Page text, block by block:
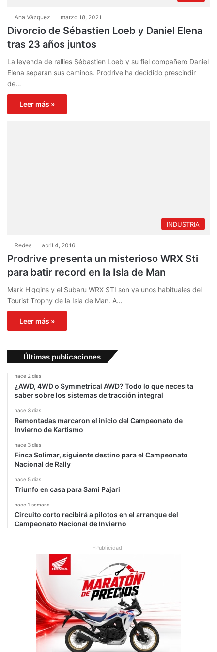
Ana Vázquez marzo 18, 2021
Divorcio de Sébastien Loeb y Daniel Elena
tras 23 años juntos
La leyenda de rallies Sébastien Loeb y su fiel compañero Daniel
Elena separan sus caminos. Prodrive ha decidido prescindir
de…
Leer más »
INDUSTRIA
Redes abril 4, 2016
Prodrive presenta un misterioso WRX Sti
para batir record en la Isla de Man
Mark Higgins y el Subaru WRX STI son ya unos habituales del
Tourist Trophy de la Isla de Man. A…
Leer más »
Últimas publicaciones
hace 2 días
¿AWD, 4WD o Symmetrical AWD? Todo lo que necesita
saber sobre los sistemas de tracción integral
hace 3 días
Remontadas marcaron el inicio del Campeonato de
Invierno de Kartismo
hace 3 días
Finca Solimar, siguiente destino para el Campeonato
Nacional de Rally
hace 5 días
Triunfo en casa para Sami Pajari
hace 1 semana
Circuito corto recibirá a pilotos en el arranque del
Campeonato Nacional de Invierno
-Publicidad-